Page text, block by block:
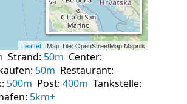
Strand: 50m Center:
50m Restaurant:
500m Post: 400m Tankstelle:
5km+